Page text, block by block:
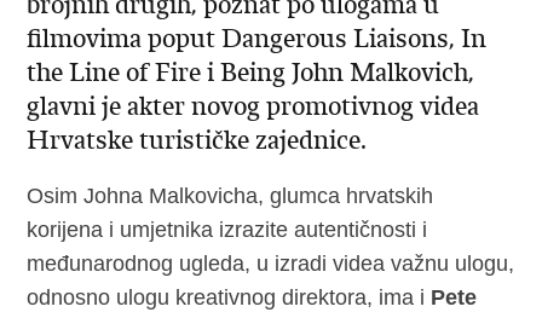
filmovima poput Dangerous Liaisons, In
the Line of Fire i Being John Malkovich,
glavni je akter novog promotivnog videa
Hrvatske turističke zajednice.
Osim Johna Malkovicha, glumca hrvatskih
korijena i umjetnika izrazite autentičnosti i
međunarodnog ugleda, u izradi videa važnu ulogu,
odnosno ulogu kreativnog direktora, ima i Pete